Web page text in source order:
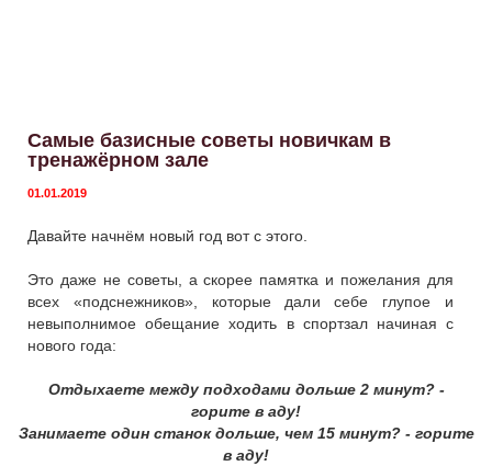
Самые базисные советы новичкам в
тренажёрном зале
01.01.2019
Давайте начнём новый год вот с этого.
Это даже не советы, а скорее памятка и пожелания для
всех «подснежников», которые дали себе глупое и
невыполнимое обещание ходить в спортзал начиная с
нового года:
Отдыхаете между подходами дольше 2 минут? -
горите в аду!
Занимаете один станок дольше, чем 15 минут? - горите
в аду!